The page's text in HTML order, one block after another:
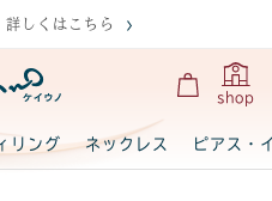
しくはこちら
shop
リング ネックレス ピアス・